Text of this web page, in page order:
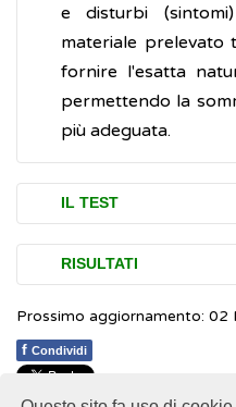
e disturbi
materiale prelevato
fornire l'esatta
permettendo la
più adeguata.
IL TEST
Il tampone è
bastoncino con
estremità (tipo un
viene poggiato, o
sulla zona da
RISULTATI
Le mucose e la
non sterili e
comunemente
Prossimo aggiornamento: 02
f Condividi